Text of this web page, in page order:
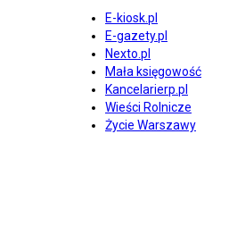
E-kiosk.pl
E-gazety.pl
Nexto.pl
Mała księgowość
Kancelarierp.pl
Wieści Rolnicze
Życie Warszawy